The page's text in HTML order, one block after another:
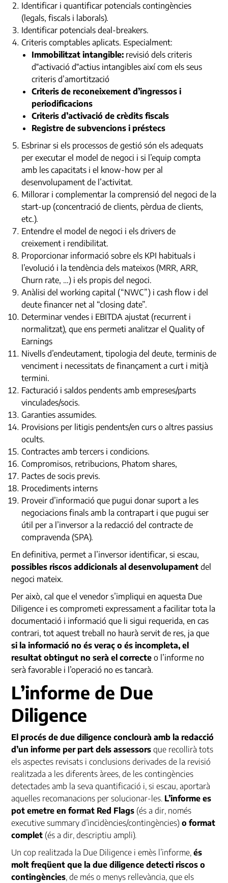
Identificar i quantificar potencials contingències
(legals, fiscals i laborals).
Identificar potencials deal-breakers.
Criteris comptables aplicats. Especialment:
Immobilitzat intangible: revisió dels criteris
d‟activació d‟actius intangibles així com els seus
criteris d’amortització
Criteris de reconeixement d’ingressos i
periodificacions
Criteris d’activació de crèdits fiscals
Registre de subvencions i préstecs
Esbrinar si els processos de gestió són els adequats
per executar el model de negoci i si l’equip compta
amb les capacitats i el know-how per al
desenvolupament de l’activitat.
Millorar i complementar la comprensió del negoci de la
start-up (concentració de clients, pèrdua de clients,
etc.).
Entendre el model de negoci i els drivers de
creixement i rendibilitat.
Proporcionar informació sobre els KPI habituals i
l’evolució i la tendència dels mateixos (MRR, ARR,
Churn rate, …) i els propis del negoci.
Anàlisi del working capital (“NWC”) i cash flow i del
deute financer net al “closing date”.
Determinar vendes i EBITDA ajustat (recurrent i
normalitzat), que ens permeti analitzar el Quality of
Earnings
Nivells d’endeutament, tipologia del deute, terminis de
venciment i necessitats de finançament a curt i mitjà
termini.
Facturació i saldos pendents amb empreses/parts
vinculades/socis.
Garanties assumides.
Provisions per litigis pendents/en curs o altres passius
ocults.
Contractes amb tercers i condicions.
Compromisos, retribucions, Phatom shares,
Pactes de socis previs.
Procediments interns
Proveir d’informació que pugui donar suport a les
negociacions finals amb la contrapart i que pugui ser
útil per a l’inversor a la redacció del contracte de
compravenda (SPA).
En definitiva, permet a l’inversor identificar, si escau,
possibles riscos addicionals al desenvolupament del
negoci mateix.
Per això, cal que el venedor s’impliqui en aquesta Due
Diligence i es comprometi expressament a facilitar tota la
documentació i informació que li sigui requerida, en cas
contrari, tot aquest treball no haurà servit de res, ja que
si la informació no és veraç o és incompleta, el
resultat obtingut no serà el correcte o l’informe no
serà favorable i l’operació no es tancarà.
L’informe de Due
Diligence
El procés de due diligence conclourà amb la redacció
d’un informe per part dels assessors que recollirà tots
els aspectes revisats i conclusions derivades de la revisió
realitzada a les diferents àrees, de les contingències
detectades amb la seva quantificació i, si escau, aportarà
aquelles recomanacions per solucionar-les. L’informe es
pot emetre en format Red Flags (és a dir, només
executive summary d’incidències/contingències)o format
complet (és a dir, descriptiu ampli).
Un cop realitzada la Due Diligence i emès l’informe, és
molt freqüent que la due diligence detecti riscos o
contingències, de més o menys rellevància, que els